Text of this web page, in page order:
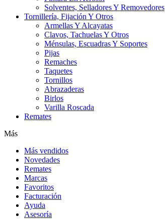
Solventes, Selladores Y Removedores
Tornillería, Fijación Y Otros
Armellas Y Alcayatas
Clavos, Tachuelas Y Otros
Ménsulas, Escuadras Y Soportes
Pijas
Remaches
Taquetes
Tornillos
Abrazaderas
Birlos
Varilla Roscada
Remates
Más
Más vendidos
Novedades
Remates
Marcas
Favoritos
Facturación
Ayuda
Asesoría